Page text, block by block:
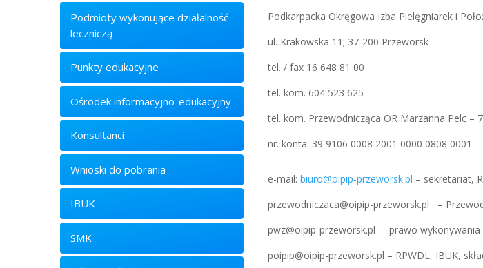
Podmioty wykonujące działalność
leczniczą
Punkty edukacyjne
Ośrodek informacyjno-edukacyjny
Konsultanci
Wnioski do pobrania
IBUK
SMK
Podkarpacka Okręgowa Izba Pielęgniarek i
ul. Krakowska 11; 37-200 Przeworsk
tel. / fax 16 648 81 00
tel. kom. 604 523 625
tel. kom. Przewodnicząca OR Marzanna Pelc –
nr. konta: 39 9106 0008 2001 0000 0808 0001
e-mail:biuro@oipip-przeworsk.pl – sekretariat,
przewodniczaca@oipip-przeworsk.pl –
pwz@oipip-przeworsk.pl – prawo
poipip@oipip-przeworsk.pl – RPWDL, IBUK,